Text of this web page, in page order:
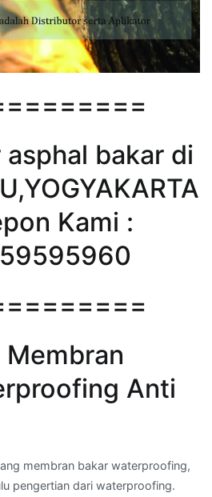
bakar di
Kami :
Anti
membran bakar waterproofing,
pengertian dari waterproofing.